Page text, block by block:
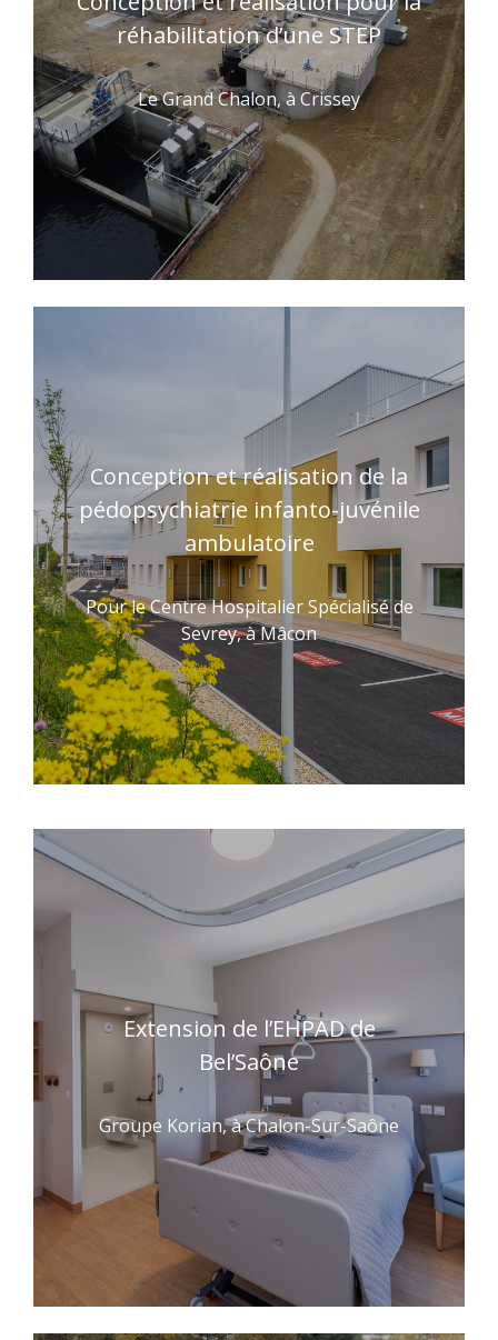
réhabilitation d’une STEP
Le Grand Chalon, à Crissey
Conception et réalisation de la
pédopsychiatrie infanto-juvénile
ambulatoire
Pour le Centre Hospitalier Spécialisé de
Sevrey, à Mâcon
Extension de l’EHPAD de
Bel’Saône
Groupe Korian, à Chalon-Sur-Saône